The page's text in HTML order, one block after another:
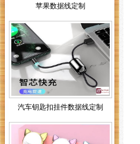
苹果数据线定制
汽车钥匙扣挂件数据线定制